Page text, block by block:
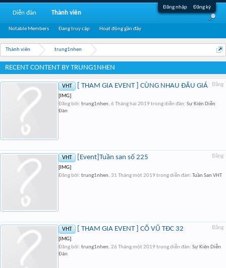
Đăng nhập Đăng ký
Thành viên trung1nhen
RECENT CONTENT BY TRUNG1NHEN
Đăng
VHT [ THAM GIA EVENT ] CÙNG NHAU ĐẤU GIÁ
[IMG]
Đăng bởi: trung1nhen, 6 Tháng hai 2019 trong diễn đàn: Sự Kiện Diễn
Đàn
Đăng
VHT [Event]Tuần san số 225
[IMG]
Đăng bởi: trung1nhen, 31 Tháng một 2019 trong diễn đàn: Tuần San VHT
Đăng
VHT [ THAM GIA EVENT ] CỔ VŨ TĐC 32
[IMG]
Đăng bởi: trung1nhen, 26 Tháng một 2019 trong diễn đàn: Sự Kiện Diễn
Đàn
Diễn đàn Thành viên
Notable Members Đang truy cập Hoạt động gần đây